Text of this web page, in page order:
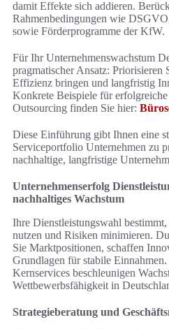
damit Effekte sich addieren.
Rahmenbedingungen wie
sowie Förderprogramme der KfW.
Für Ihr Unternehmenswachstum
pragmatischer Ansatz:
Effizienz bringen und langfristig
Konkrete Beispiele für
Outsourcing finden Sie hier:
Diese Einführung gibt Ihnen eine
Serviceportfolio Unternehmen zu
nachhaltige, langfristige
Unternehmenserfolg
nachhaltiges Wachstum
Ihre Dienstleistungswahl
nutzen und Risiken minimieren.
Sie Marktpositionen, schaffen
Grundlagen für stabile
Kernservices beschleunigen
Wettbewerbsfähigkeit in
Strategieberatung und